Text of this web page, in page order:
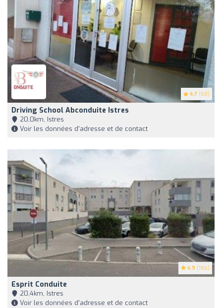
4.7 (68)
Driving School Abconduite Istres
20,0km, Istres
Voir les données d'adresse et de contact
4.9 (186)
Esprit Conduite
20,4km, Istres
Voir les données d'adresse et de contact